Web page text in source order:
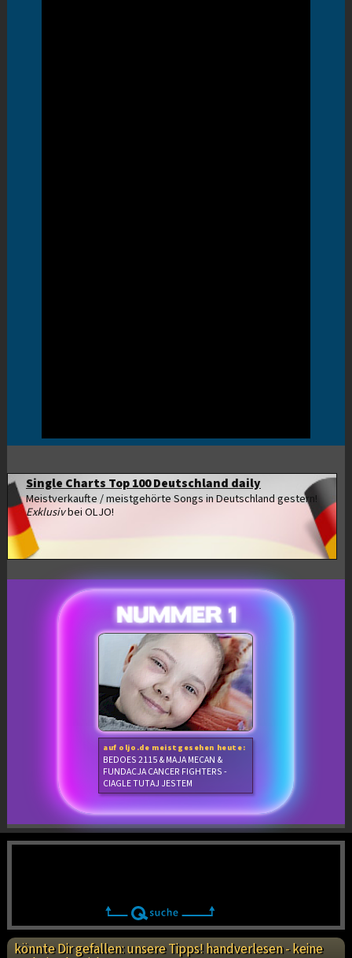
Single Charts Top 100 Deutschland daily
Meistverkaufte / meistgehörte Songs in Deutschland gestern!
Exklusivbei OLJO!
auf oljo.de meistgesehen heute:
BEDOES 2115 & MAJA MECAN &
FUNDACJA CANCER FIGHTERS -
CIAGLE TUTAJ JESTEM
könnte Dir gefallen: unsere Tipps! handverlesen - keine